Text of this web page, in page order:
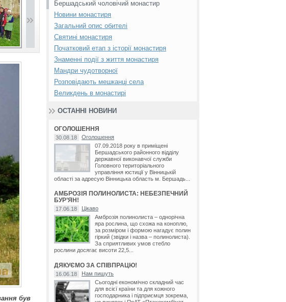
був
Бершадський чоловічий монастир
Новини монастиря
Загальний опис обителі
Святині монастиря
Початковий етап з історії монастиря
Знаменні події з життя монастиря
Мандри чудотворної
Розповідають мешканці села
Великдень в монастирі
ОСТАННІ НОВИНИ
ОГОЛОШЕННЯ
30.08.18
Оголошення
07.09.2018 року в приміщені
Бершадського районного відділу
державної виконавчої служби
Головного територіального
управління юстиції у Вінницькій
області за адресую Вінницька область м. Бершадь...
АМБРОЗІЯ ПОЛИНОЛИСТА: НЕБЕЗПЕЧНИЙ
БУР’ЯН!
17.06.18
Цікаво
Амброзія полинолиста – однорічна
яра рослина, що схожа на коноплю,
за розміром і формою нагадує полин
гіркий (звідки і назва – полинолиста).
За сприятливих умов стебло
рослини досягає висоти 22,5...
ДЯКУЄМО ЗА СПІВПРАЦЮ!
16.06.18
Нам пишуть
Сьогодні економічно складний час
для всієї країни та для кожного
господарника і підприємця зокрема,